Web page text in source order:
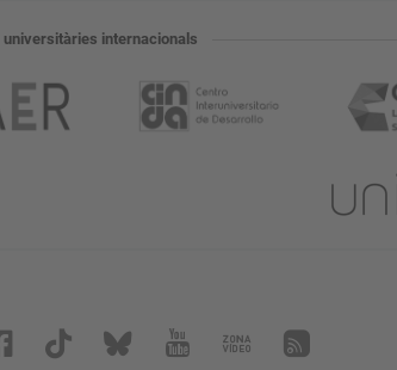
universitàries internacionals